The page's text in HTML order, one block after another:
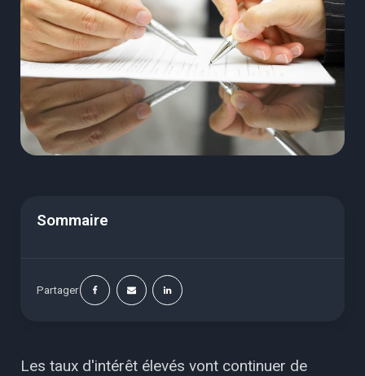
Sommaire
Partager
Les taux d'intérêt élevés vont continuer de